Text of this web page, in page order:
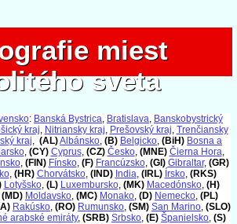
miest
sveta
miest
sveta
: Banská Bystrica, Bratislava, Banskobystrický
kraj, Nitriansky kraj, Prešovský kraj, Trenčiansky
kraj, (AL)Albánsko, (B) Belgicko, (BiH) Bosna a
, (CY) Cyprus, (CZ) Česko, (MNE) Čierna Hora,
, (FIN) Fínsko, (F) Francúzsko, (GI) Gibraltar, (GR)
, (HR) Chorvátsko, (IND) India, (IRL) Írsko, (RKS)
Lotyšsko, (L) Luxembursko, (MK) Macedónsko, (H)
(MD) Moldavsko, (MC) Monako, (D) Nemecko, (PL)
Rakúsko, (RO) Rumunsko, (SM) San Marino, (SLO)
arabské emiráty, (SRB) Srbsko, (E) Španielsko, (S)